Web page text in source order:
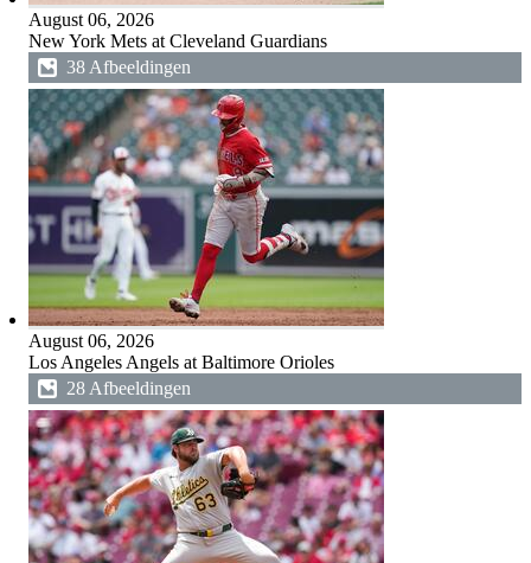
August 06, 2026
New York Mets at Cleveland Guardians
38 Afbeeldingen
August 06, 2026
Los Angeles Angels at Baltimore Orioles
28 Afbeeldingen